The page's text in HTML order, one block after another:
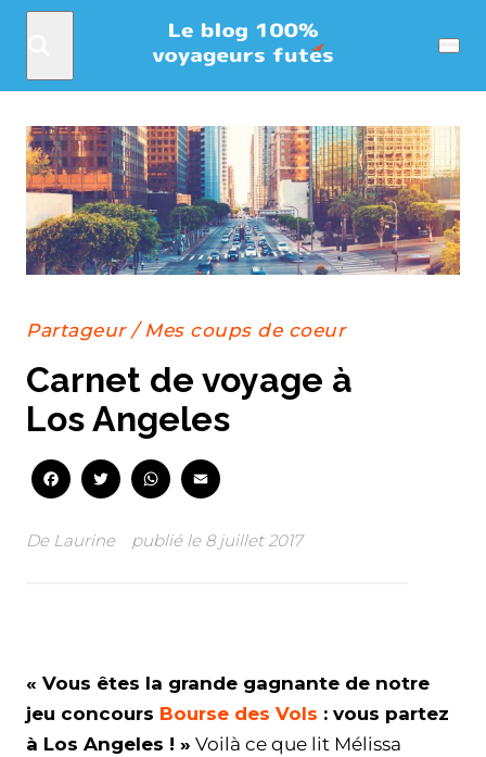
Menu
Partageur/ Mes coups de coeur
Carnet de voyage à
Los Angeles
FacebookTwitterWhatsApp
De Laurine publié le 8 juillet 2017
« Vous êtes la grande gagnante de notre
jeu concours Bourse des Vols : vous partez
à Los Angeles ! » Voilà ce que lit Mélissa